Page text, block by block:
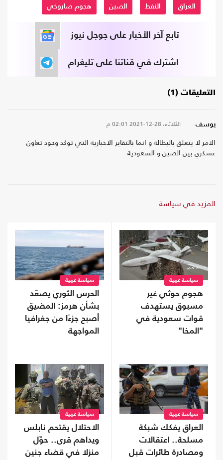
العراق النفط الصين هجوم صاروخي
تابع آخر الأخبار على جوجل نيوز
اشترك في قناتنا على تليغرام
التعليقات (1)
يوسف الثلاثاء، 28-12-2021 02:01 م
الامر لا يتعلق بالبطالة و انما بالتقاير الاخبارية التي توكد وجود تعاون
عسكري بين الصين و السعودية
المزيد في سياسة
سياسة عربية
هجوم حوثي غير
مسبوق يستهدف
قوات سعودية في
"المخا"
سياسة عربية
الحرس الثوري يصعّد
بشأن هرمز: المضيق
أصبح جزءًا من جغرافيا
المواجهة
سياسة عربية
العراق يفكك شبكة
مسلحة.. اعتقالات
ومصادرة طائرات قبل
سياسة عربية
الاحتلال يقتحم نابلس
ويداهم قرى.. حوّل
منزلا في قضاء جنين